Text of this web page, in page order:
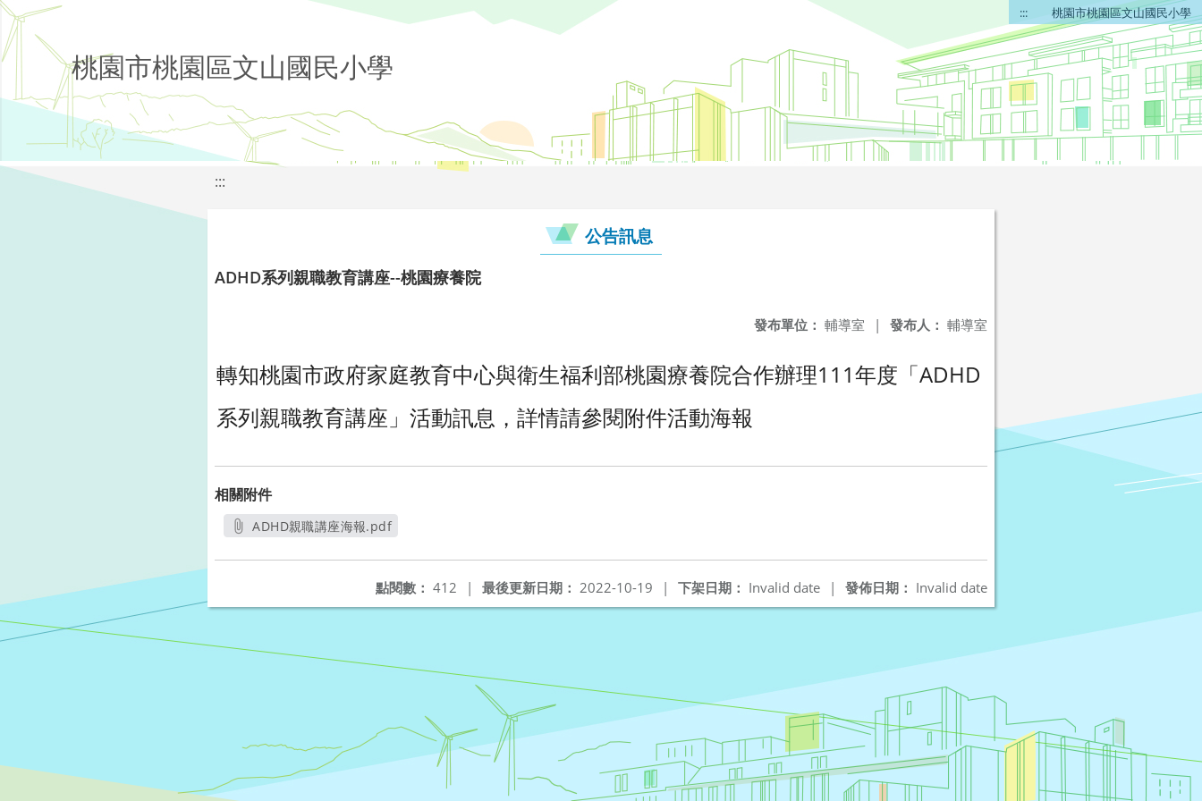
::: 桃園市桃園區文山國民小學
桃園市桃園區文山國民小學
:::
公告訊息
ADHD系列親職教育講座--桃園療養院
發布人： 輔導室
發布單位： 輔導室 |
轉知桃園市政府家庭教育中心與衛生福利部桃園療養院合作辦理111年度「ADHD
系列親職教育講座」活動訊息，詳情請參閱附件活動海報
相關附件
ADHD親職講座海報.pdf
發佈日期： Invalid date
下架日期： Invalid date |
最後更新日期： 2022-10-19 |
點閱數： 412 |